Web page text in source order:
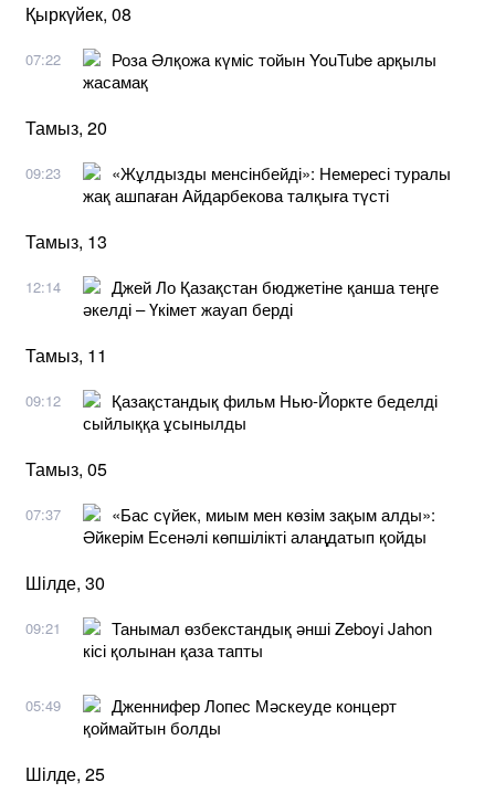
Қыркүйек, 08
07:22
Роза Әлқожа күміс тойын YouTube арқылы
жасамақ
Тамыз, 20
09:23
«Жұлдызды менсінбейді»: Немересі туралы
жақ ашпаған Айдарбекова талқыға түсті
Тамыз, 13
12:14
Джей Ло Қазақстан бюджетіне қанша теңге
әкелді – Үкімет жауап берді
Тамыз, 11
09:12
Қазақстандық фильм Нью-Йоркте беделді
сыйлыққа ұсынылды
Тамыз, 05
07:37
«Бас сүйек, миым мен көзім зақым алды»:
Әйкерім Есенәлі көпшілікті алаңдатып қойды
Шілде, 30
09:21
Танымал өзбекстандық әнші Zeboyi Jahon
кісі қолынан қаза тапты
05:49
Дженнифер Лопес Мәскеуде концерт
қоймайтын болды
Шілде, 25